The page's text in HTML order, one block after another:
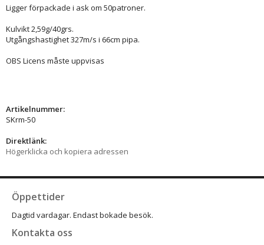
Ligger förpackade i ask om 50patroner.
Kulvikt 2,59g/40grs.
Utgångshastighet 327m/s i 66cm pipa.
OBS Licens måste uppvisas
Artikelnummer:
SKrm-50
Direktlänk:
Högerklicka och kopiera adressen
Öppettider
Dagtid vardagar. Endast bokade besök.
Kontakta oss